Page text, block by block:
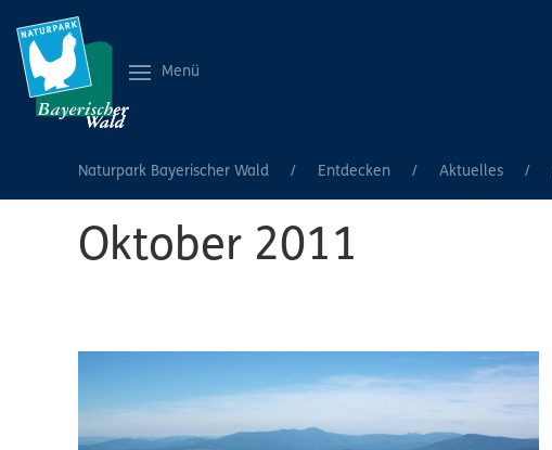
Menü
Naturpark Bayerischer Wald Entdecken Aktuelles
Oktober 2011